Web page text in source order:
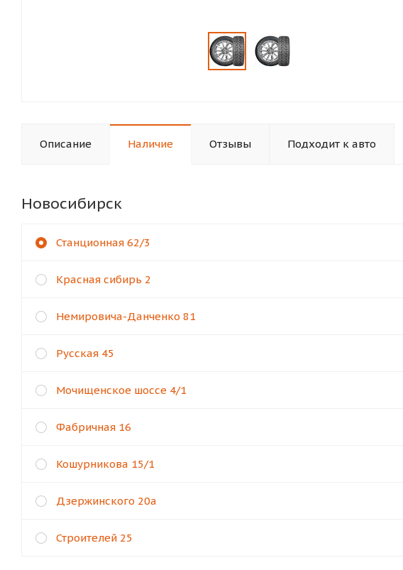
Описание Наличие Отзывы Подходит к авто
Новосибирск
Станционная 62/3
Красная сибирь 2
Немировича-Данченко 81
Русская 45
Мочищенское шоссе 4/1
Фабричная 16
Кошурникова 15/1
Дзержинского 20а
Строителей 25